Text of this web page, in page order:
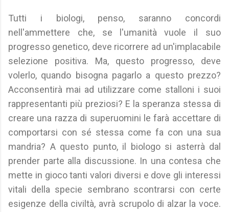
Tutti i biologi, penso, saranno concordi
nell'ammettere che, se l'umanità vuole il suo
progresso genetico, deve ricorrere ad un'implacabile
selezione positiva. Ma, questo progresso, deve
volerlo, quando bisogna pagarlo a questo prezzo?
Acconsentirà mai ad utilizzare come stalloni i suoi
rappresentanti più preziosi? E la speranza stessa di
creare una razza di superuomini le farà accettare di
comportarsi con sé stessa come fa con una sua
mandria? A questo punto, il biologo si asterrà dal
prender parte alla discussione. In una contesa che
mette in gioco tanti valori diversi e dove gli interessi
vitali della specie sembrano scontrarsi con certe
esigenze della civiltà, avrà scrupolo di alzar la voce.